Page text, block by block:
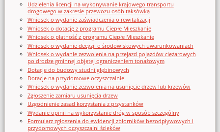
Udzielenia licencji na wykonywanie krajowego transportu
drogowego w zakresie przewozu osób taksówką
Wniosek o wydanie zaświadczenia o rewitalizacji
Wniosek o dotację z programu Ciepłe Mieszkanie
Wniosek o płatność z programu Ciepłe Mieszkanie
Wniosek o wydanie decyzji o środowiskowych uwarunkowaniach
Wniosek o wydanie zezwolenia na przejazd pojazdów ciężarowych
po drodze gminnej objętej ograniczeniem tonażowym
Dotacje do budowy studni głębinowych
Dotacje na przydomowe oczyszczalnie
Wniosek o wydanie zezwolenia na usunięcie drzew lub krzewów
Zgłoszenie zamiaru usunięcia drzew
Uzgodnienie zasad korzystania z przystanków
Wydanie opinii na wykorzystanie dróg w sposób szczególny
Formularz zgłoszenia do ewidencji zbiorników bezodpływowych i
przydomowych oczyszczalni ścieków